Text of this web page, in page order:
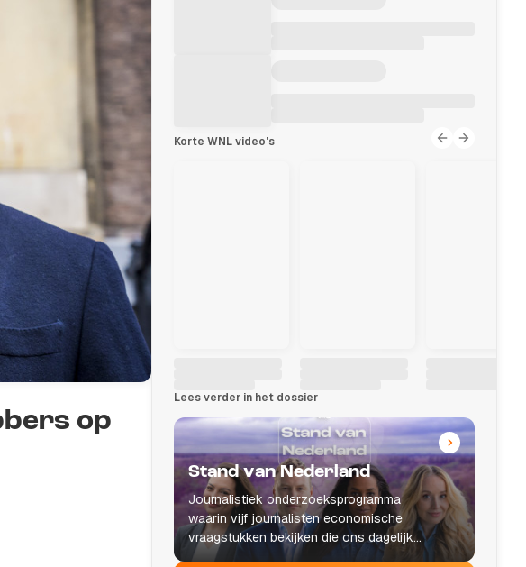
op
Korte WNL video's
Lees verder in het dossier
Stand van Nederland
Journalistiek onderzoeksprogramma
waarin vijf journalisten economische
vraagstukken bekijken die ons dagelijks
leven raken.